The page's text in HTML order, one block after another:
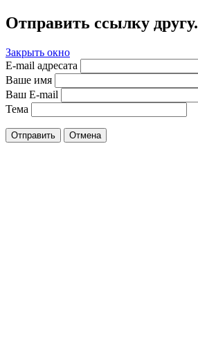
Отправить ссылку другу.
Закрыть окно
E-mail адресата
Ваше имя
Ваш E-mail
Тема
Отправить Отмена